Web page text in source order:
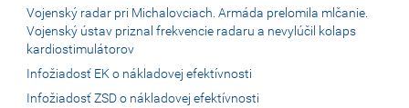
Vojenský radar pri Michalovciach. Armáda prelomila mlčanie.
Vojenský ústav priznal frekvencie radaru a nevylúčil kolaps
kardiostimulátorov
Infožiadosť EK o nákladovej efektívnosti
Infožiadosť ZSD o nákladovej efektívnosti